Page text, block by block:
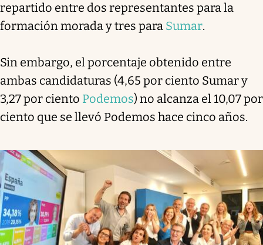
repartido entre dos representantes para la
formación morada y tres para Sumar.
Sin embargo, el porcentaje obtenido entre
ambas candidaturas (4,65 por ciento Sumar y
3,27 por ciento Podemos) no alcanza el 10,07 por
ciento que se llevó Podemos hace cinco años.